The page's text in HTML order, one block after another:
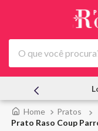
O que você procura?
| 1.000 m2
Pratos
Prato Raso Coup